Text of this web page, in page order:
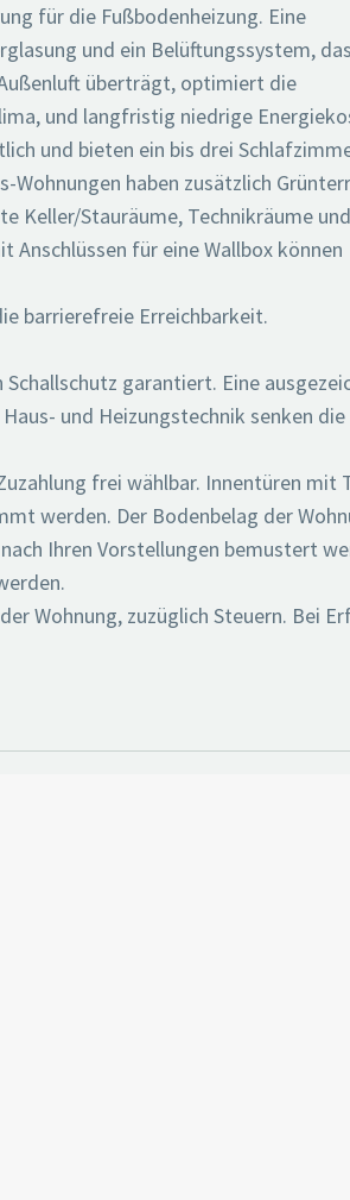
für die Fußbodenheizung. Eine
und ein Belüftungssystem,
überträgt, optimiert die
und langfristig niedrige
und bieten ein bis drei
haben zusätzlich
Keller/Stauräume, Technikräume
für eine Wallbox können
barrierefreie Erreichbarkeit.
garantiert. Eine
und Heizungstechnik senken die
frei wählbar. Innentüren mit
werden. Der Bodenbelag der
Ihren Vorstellungen bemustert
Wohnung, zuzüglich Steuern. Bei